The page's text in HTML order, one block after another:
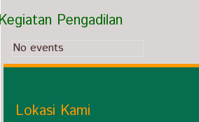
Pengadilan
No events
Lokasi Kami